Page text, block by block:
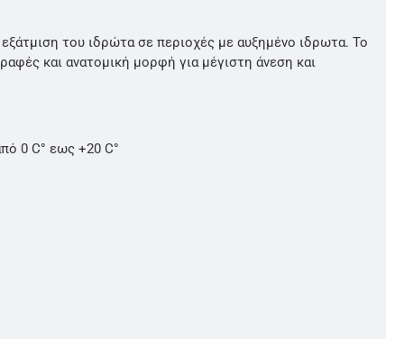
του ιδρώτα σε περιοχές με αυξημένο ιδρωτα. Το
και ανατομική μορφή για μέγιστη άνεση και
0 C° εως +20 C°